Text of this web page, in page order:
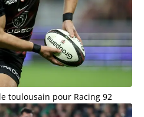
toulousain pour Racing 92